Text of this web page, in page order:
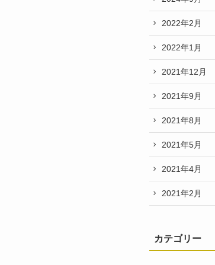
2022年2月
2022年1月
2021年12月
2021年9月
2021年8月
2021年5月
2021年4月
2021年2月
カテゴリー